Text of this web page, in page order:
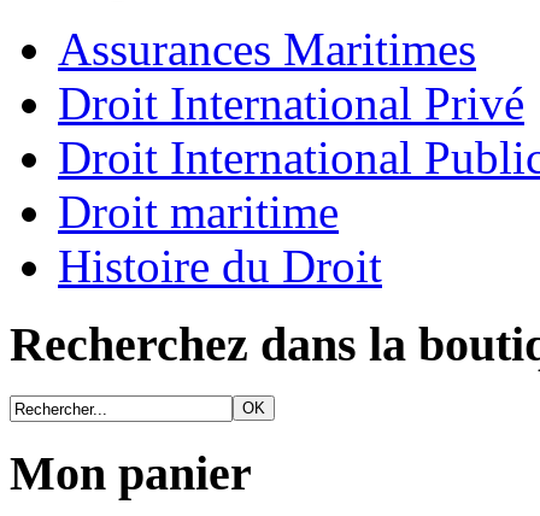
Assurances Maritimes
Droit International Privé
Droit International
Droit maritime
Histoire du Droit
Recherchez dans la
Mon panier